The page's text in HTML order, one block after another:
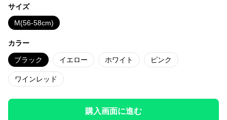
サイズ
M(56-58cm)
カラー
ブラック イエロー ホワイト ピンク
ワインレッド
購入画面に進む